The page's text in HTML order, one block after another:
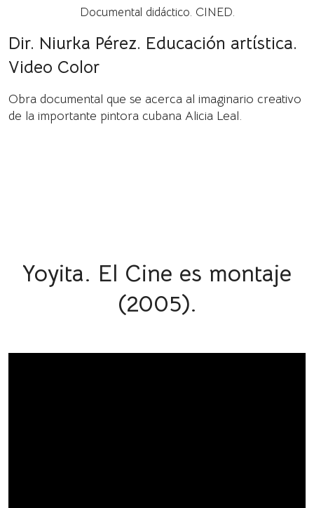
Documental didáctico. CINED.
Dir. Niurka Pérez. Educación artística.
Video Color
Obra documental que se acerca al imaginario creativo
de la importante pintora cubana Alicia Leal.
Yoyita. El Cine es montaje
(2005).